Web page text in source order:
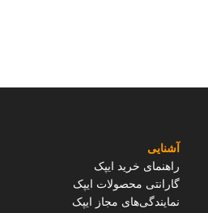
آشنایی
راهنمای خرید ایپک
گارانتی محصولات ایپک
نمایندگی‌های مجاز ایپک